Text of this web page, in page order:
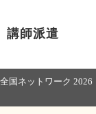
講師派遣
国ネットワーク 2026